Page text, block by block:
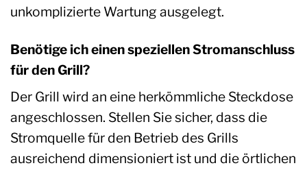
unkomplizierte Wartung ausgelegt.
Benötige ich einen speziellen Stromanschluss
für den Grill?
Der Grill wird an eine herkömmliche Steckdose
angeschlossen. Stellen Sie sicher, dass die
Stromquelle für den Betrieb des Grills
ausreichend dimensioniert ist und die örtlichen